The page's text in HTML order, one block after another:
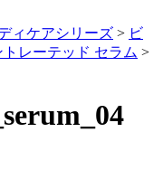
ィケアシリーズ > ビ
レーテッド セラム >